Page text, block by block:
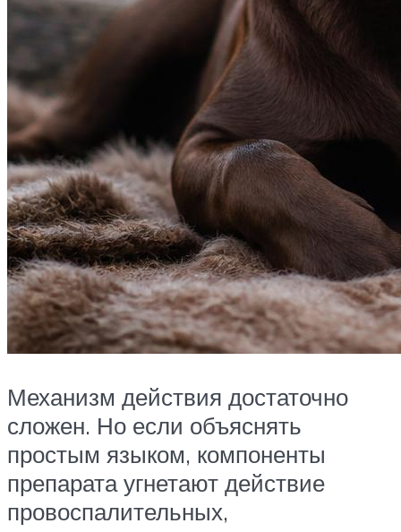
Механизм действия достаточно
сложен. Но если объяснять
простым языком, компоненты
препарата угнетают действие
провоспалительных,